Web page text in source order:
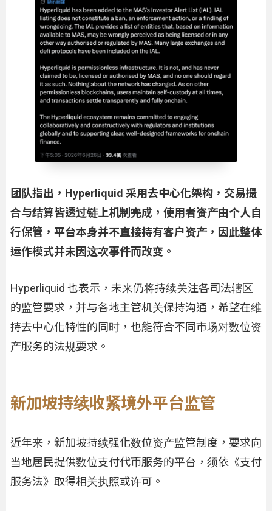
团队指出，Hyperliquid 采用去中心化架构，交易撮
合与结算皆透过链上机制完成，使用者资产由个人自
行保管，平台本身并不直接持有客户资产，因此整体
运作模式并未因这次事件而改变。
Hyperliquid 也表示，未来仍将持续关注各司法辖区
的监管要求，并与各地主管机关保持沟通，希望在维
持去中心化特性的同时，也能符合不同市场对数位资
产服务的法规要求。
新加坡持续收紧境外平台监管
近年来，新加坡持续强化数位资产监管制度，要求向
当地居民提供数位支付代币服务的平台，须依《支付
服务法》取得相关执照或许可。